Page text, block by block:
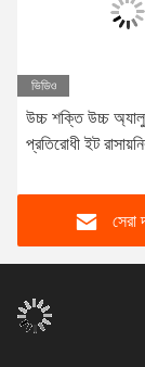
ভিডিও
উচ্চ শক্তি উচ্চ
প্রতিরোধী ইট
সেরা